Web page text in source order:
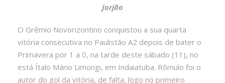
Jorjão
O Grêmio Novorizontino conquistou a sua quarta
vitória consecutiva no Paulistão A2 depois de bater o
Primavera por 1 a 0, na tarde deste sábado (11), no
está Ítalo Mário Limongi, em Indaiatuba. Rômulo foi o
autor do gol da vitória, de falta, logo no primeiro